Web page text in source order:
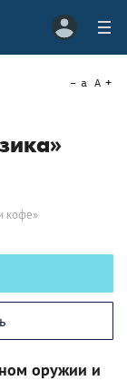
a A
кофе»
оружии и